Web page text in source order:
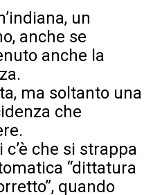
un
anche se
anche la
ma soltanto una
che
c’è che si strappa
“dittatura
quando